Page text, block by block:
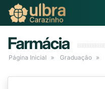
Farmácia
Página Inicial Graduação